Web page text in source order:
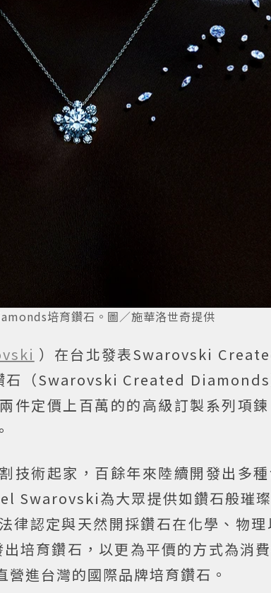
培育鑽石。圖／施華洛世奇提供
）在台北發表Swarovski
石（Swarovski Created Diamonds
件定價上百萬的的高級訂製系列項
技術起家，百餘年來陸續開發出多
Swarovski為大眾提供如鑽石般璀璨
律認定與天然開採鑽石在化學、物
培育鑽石，以更為平價的方式為消
進台灣的國際品牌培育鑽石。